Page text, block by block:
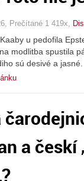
Prečítané 1 419x,
u pedofila
modlitba spustila
sú desivé a jasné.
a